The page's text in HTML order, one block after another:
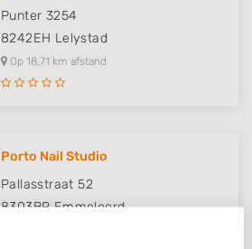
Punter 3254
8242EH Lelystad
Op 18,71 km afstand
Porto Nail Studio
Pallasstraat 52
8303BR Emmeloord